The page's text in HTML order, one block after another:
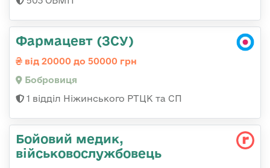
Фармацевт (ЗСУ)
від 20000 до 50000 грн
Бобровиця
1 відділ Ніжинського РТЦК та СП
Бойовий медик,
військовослужбовець